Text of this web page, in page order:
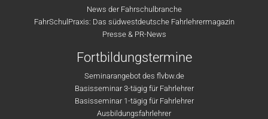
News der Fahrschulbranche
FahrSchulPraxis: Das südwestdeutsche Fahrlehrermagazin
Presse & PR-News
Fortbildungstermine
Seminarangebot des flvbw.de
Basisseminar 3-tägig für Fahrlehrer
Basisseminar 1-tägig für Fahrlehrer
Ausbildungsfahrlehrer